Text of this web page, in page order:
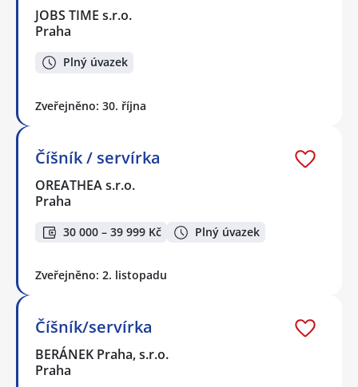
JOBS TIME s.r.o.
Praha
Plný úvazek
Zveřejněno: 30. října
Číšník / servírka
OREATHEA s.r.o.
Praha
30 000 – 39 999 Kč Plný úvazek
Zveřejněno: 2. listopadu
Číšník/servírka
BERÁNEK Praha, s.r.o.
Praha